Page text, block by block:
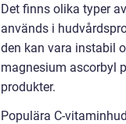
Det finns olika typer
används i
den kan vara instabil
magnesium ascorbyl
produkter.
Populära C-